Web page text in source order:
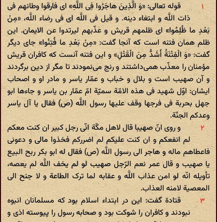
قوله تعالی: «وَ الَّذِینَ هاجَرُوا فِی اللَّهِ» ای فارقوا وطانهم فی
ذات اللَّه و ابتغاء دینه. و قیل فی اللَّه ای فی رضاء اللَّه، «مِنْ
بَعْدِ ما ظُلِمُوا» ای ظلمهم قریش و عذّبهم لیرتدوا عن الایمان. این
ظلم همان فتنه است که آنجا گفت: «مِنْ بَعْدِ ما فُتِنُوا» جای دیگر
گفت: «وَ الْفِتْنَةُ أَشَدُّ مِنَ الْقَتْلِ» و این فتنه آنست که کافران قریش
مؤمنان را معذّب همی‌داشتند و رنج می‌نمودند تا مگر از دین برگردند
و آن صهیب است و بلال و خباب و عمّار یاسر و مادر او و اصحاب
ایشان: اوّل شهید فی هذه الامّة سمیّة امّ عمّار بن یاسر و جاءها ابو
جهل بحربة فی فرجها وقف علیها رسول اللَّه (ص) فقال یا آل یاسر
وعدکم الجنّة.
و روی انّ صهیبا قال لاهل مکّة انّی رجل کبیر ان کنت معکم
لم انفعکم و ان کنت علیکم لم اضررکم فخذوا مالی و دعونی
فاعطاهم ماله و هاجر الی رسول اللَّه (ص) فقال له ابو بکر ربح البیع
یا صهیب و قال عمر نعم الرّجل صهیب لو لم یخف اللَّه لم یعصه،
تأویله انّه لو امن عذاب اللَّه و عقابه لما ترک الطاعة و لا جنح الی
المعصیة لامنه العذاب.
قتادة گفت: این در ابتداء اسلام بود که مسلمانان انبوه
نبودند و کافران را شوکت بود و صحابه رسول را پیوسته اذی و